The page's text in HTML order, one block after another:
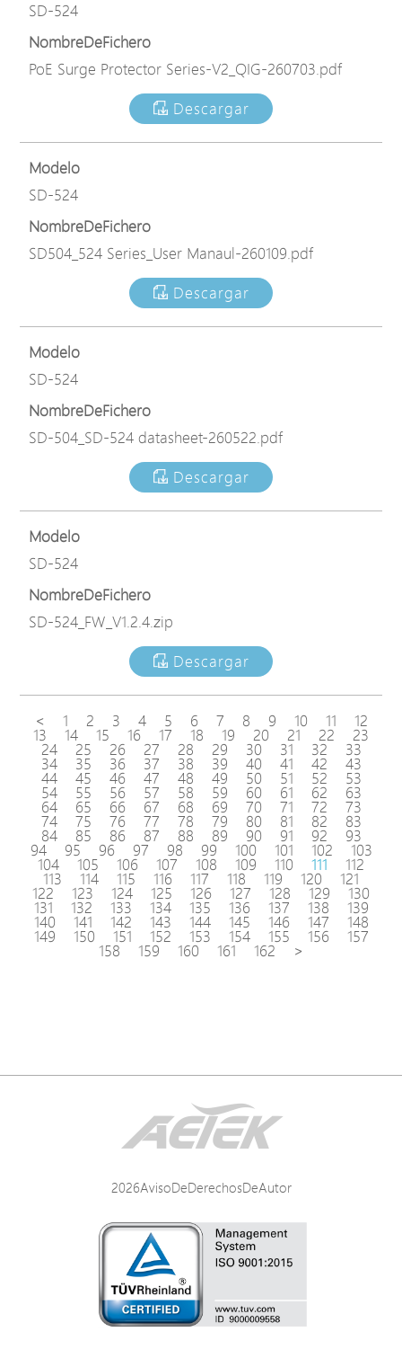
SD-524
NombreDeFichero
PoE Surge Protector Series-V2_QIG-260703.pdf
Descargar
Modelo
SD-524
NombreDeFichero
SD504_524 Series_User Manaul-260109.pdf
Descargar
Modelo
SD-524
NombreDeFichero
SD-504_SD-524 datasheet-260522.pdf
Descargar
Modelo
SD-524
NombreDeFichero
SD-524_FW_V1.2.4.zip
Descargar
< 1 2 3 4 5 6 7 8 9 10 11 12
13 14 15 16 17 18 19 20 21 22 23
24 25 26 27 28 29 30 31 32 33
34 35 36 37 38 39 40 41 42 43
44 45 46 47 48 49 50 51 52 53
54 55 56 57 58 59 60 61 62 63
64 65 66 67 68 69 70 71 72 73
74 75 76 77 78 79 80 81 82 83
84 85 86 87 88 89 90 91 92 93
94 95 96 97 98 99 100 101 102 103
104 105 106 107 108 109 110 111 112
113 114 115 116 117 118 119 120 121
122 123 124 125 126 127 128 129 130
131 132 133 134 135 136 137 138 139
140 141 142 143 144 145 146 147 148
149 150 151 152 153 154 155 156 157
158 159 160 161 162 >
2026AvisoDeDerechosDeAutor